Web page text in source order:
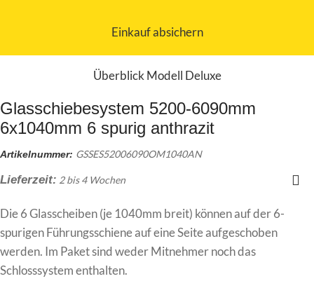
Einkauf absichern
Überblick Modell Deluxe
Glasschiebesystem 5200-6090mm
6x1040mm 6 spurig anthrazit
Artikelnummer: GSSES52006090OM1040AN
Lieferzeit: 2 bis 4 Wochen
Die 6 Glasscheiben (je 1040mm breit) können auf der 6-
spurigen Führungsschiene auf eine Seite aufgeschoben
werden. Im Paket sind weder Mitnehmer noch das
Schlosssystem enthalten.